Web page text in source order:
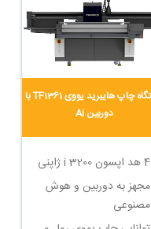
دستگاه چاپ هایبرید یووی TF1361 با
دوربین Ai
4 هد اپسون i 3200 ژاپنی
مجهز به دوربین و هوش
مصنوعی